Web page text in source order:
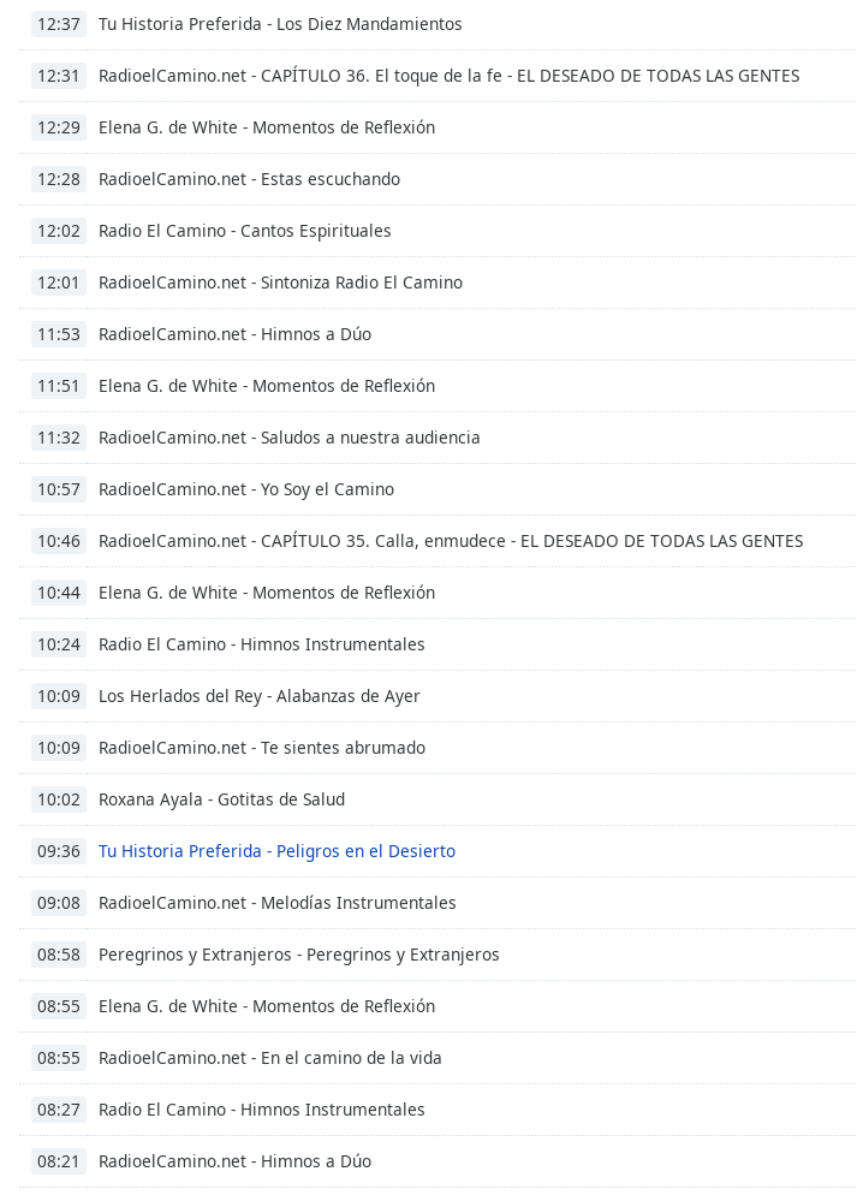
subtitles
opens
settings
dialog
subtitles
off,
selected
Audio
Track
Picture-
in-
window.
Beginning
dialog
window.
Escape
will
cancel
and
close
the
window.
Color
Opacity
Background
12:37 Tu Historia Preferida - Los Diez Mandamientos
12:31 RadioelCamino.net - CAPÍTULO 36. El toque de la fe - EL DESEADO DE TODAS LAS GENTES
12:29 Elena G. de White - Momentos de Reflexión
12:28 RadioelCamino.net - Estas escuchando
12:02 Radio El Camino - Cantos Espirituales
12:01 RadioelCamino.net - Sintoniza Radio El Camino
11:53 RadioelCamino.net - Himnos a Dúo
11:51 Elena G. de White - Momentos de Reflexión
11:32 RadioelCamino.net - Saludos a nuestra audiencia
10:57 RadioelCamino.net - Yo Soy el Camino
10:46 RadioelCamino.net - CAPÍTULO 35. Calla, enmudece - EL DESEADO DE TODAS LAS GENTES
10:44 Elena G. de White - Momentos de Reflexión
10:24 Radio El Camino - Himnos Instrumentales
10:09 Los Herlados del Rey - Alabanzas de Ayer
10:09 RadioelCamino.net - Te sientes abrumado
10:02 Roxana Ayala - Gotitas de Salud
09:36 Tu Historia Preferida - Peligros en el Desierto
09:08 RadioelCamino.net - Melodías Instrumentales
08:58 Peregrinos y Extranjeros - Peregrinos y Extranjeros
08:55 Elena G. de White - Momentos de Reflexión
08:55 RadioelCamino.net - En el camino de la vida
08:27 Radio El Camino - Himnos Instrumentales
08:21 RadioelCamino.net - Himnos a Dúo